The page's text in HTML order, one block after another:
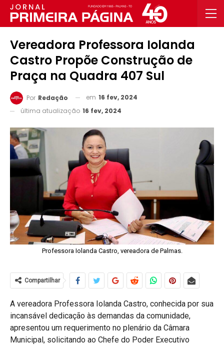
Vereadora Professora Iolanda
Castro Propõe Construção de
Praça na Quadra 407 Sul
Por Redação em 16 fev, 2024
última atualização 16 fev, 2024
Professora Iolanda Castro, vereadora de Palmas.
Compartilhar
A vereadora Professora Iolanda Castro, conhecida por sua
incansável dedicação às demandas da comunidade,
apresentou um requerimento no plenário da Câmara
Municipal, solicitando ao Chefe do Poder Executivo